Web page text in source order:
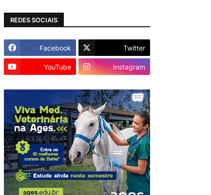
REDES SOCIAIS
Facebook Twitter
YouTube Instagram